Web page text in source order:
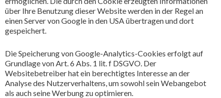
über Ihre Benutzung dieser Website werden in der Regel an
einen Server von Google in den USA übertragen und dort
gespeichert.
Die Speicherung von Google-Analytics-Cookies erfolgt auf
Grundlage von Art. 6 Abs. 1 lit. f DSGVO. Der
Websitebetreiber hat ein berechtigtes Interesse an der
Analyse des Nutzerverhaltens, um sowohl sein Webangebot
als auch seine Werbung zu optimieren.